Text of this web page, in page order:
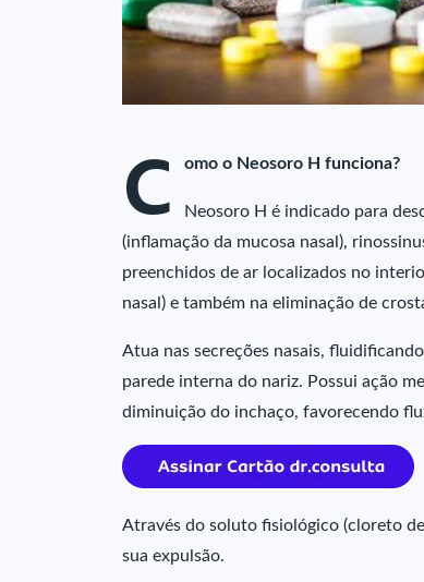
C omo o Neosoro H funciona?
Neosoro H é indicado para
(inflamação da mucosa nasal),
preenchidos de ar localizados no
nasal) e também na eliminação de
Atua nas secreções nasais,
parede interna do nariz. Possui ação
diminuição do inchaço, favorecendo
Através do soluto fisiológico (cloreto
sua expulsão.